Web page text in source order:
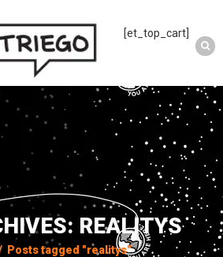
[et_top_cart]
REALITYS
Posts tagged "realitys"